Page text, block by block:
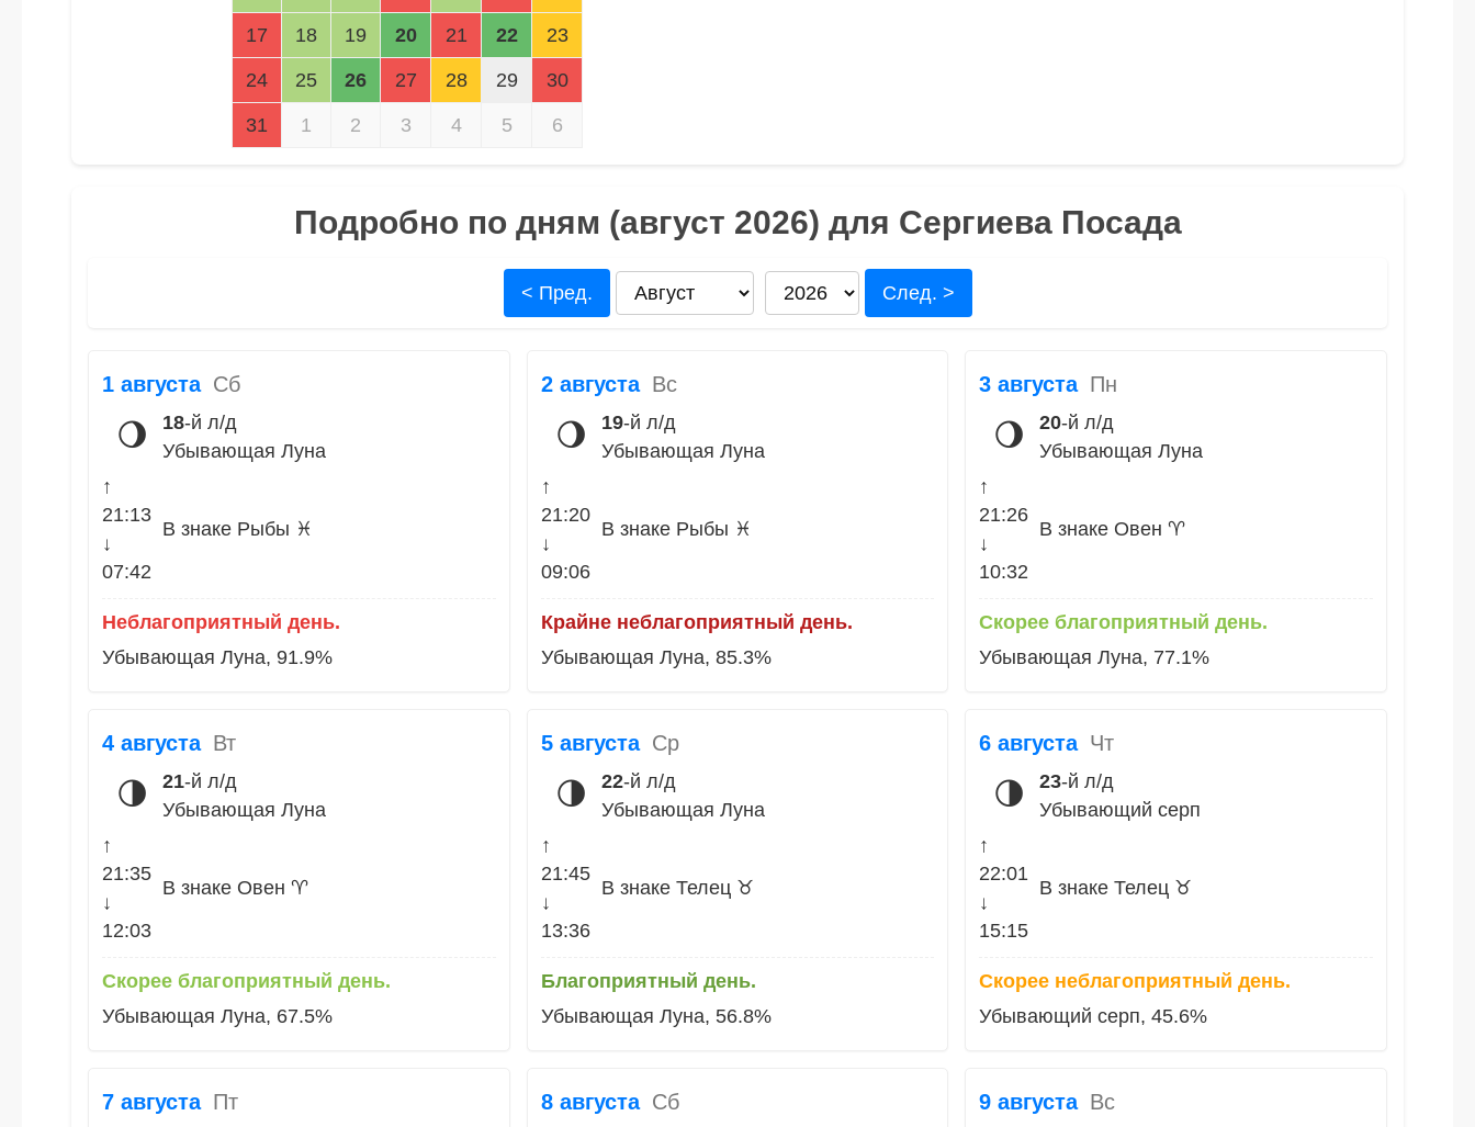
17 18 19 20 21 22 23
24 25 26 27 28 29 30
31 1 2 3 4 5 6
Подробно по дням (август 2026) для Сергиева Посада
< Пред. След. >
1 августа Сб
🌖 18-й л/д
Убывающая Луна
↑
21:13
↓
07:42
В знаке Рыбы ♓
Неблагоприятный день.
Убывающая Луна, 91.9%
2 августа Вс
🌖 19-й л/д
Убывающая Луна
↑
21:20
↓
09:06
В знаке Рыбы ♓
Крайне неблагоприятный день.
Убывающая Луна, 85.3%
3 августа Пн
🌖 20-й л/д
Убывающая Луна
↑
21:26
↓
10:32
В знаке Овен ♈
Скорее благоприятный день.
Убывающая Луна, 77.1%
4 августа Вт
🌗 21-й л/д
Убывающая Луна
↑
21:35
↓
12:03
В знаке Овен ♈
Скорее благоприятный день.
Убывающая Луна, 67.5%
5 августа Ср
🌗 22-й л/д
Убывающая Луна
↑
21:45
↓
13:36
В знаке Телец ♉
Благоприятный день.
Убывающая Луна, 56.8%
6 августа Чт
🌗 23-й л/д
Убывающий серп
↑
22:01
↓
15:15
В знаке Телец ♉
Скорее неблагоприятный день.
Убывающий серп, 45.6%
7 августа Пт 8 августа Сб 9 августа Вс